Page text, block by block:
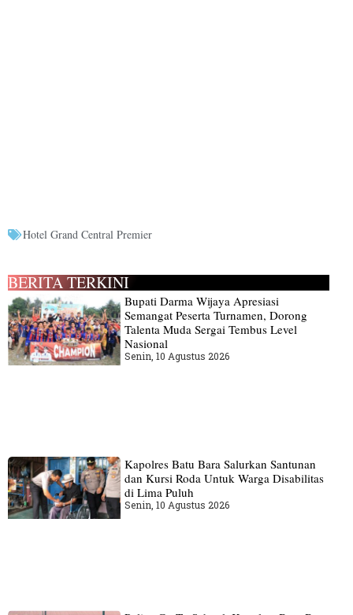
Hotel Grand Central Premier
BERITA TERKINI
Bupati Darma Wijaya Apresiasi
Semangat Peserta Turnamen, Dorong
Talenta Muda Sergai Tembus Level
Nasional
Senin, 10 Agustus 2026
Kapolres Batu Bara Salurkan Santunan
dan Kursi Roda Untuk Warga Disabilitas
di Lima Puluh
Senin, 10 Agustus 2026